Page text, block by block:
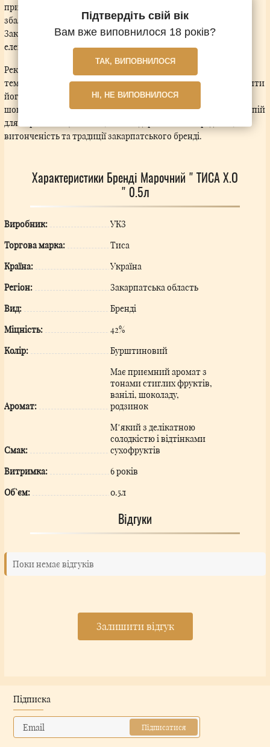
приємними фруктовими і пряними акцентами, створюючи
збалансований і багатий букет. Напій відображає традиції
Закарпаття та майстерність місцевих винокурів, передаючи
елегантність і витонченість українського бренді.
Рекомендації до подачі: найкраще смакує при кімнатній
температурі у келиху-сніфтері, що дозволяє повністю розкрити
його ароматний букет. Ідеально поєднується з темним
шоколадом, твердими сирами або стиглими фруктами. Це напій
для справжніх цінителів, який підкреслює благородство,
витонченість та традиції закарпатського бренді.
Характеристики Бренді Марочний " ТИСА X.O
" 0.5л
Виробник:
УКЗ
Торгова марка:
Тиса
Країна:
Україна
Регіон:
Закарпатська область
Вид:
Бренді
Міцність:
42%
Колір:
Бурштиновий
Аромат:
Має приємний аромат з
тонами стиглих фруктів,
ванілі, шоколаду,
родзинок
Смак:
М’який з делікатною
солодкістю і відтінками
сухофруктів
Витримка:
6 років
Об`єм:
0.5л
Відгуки
Поки немає відгуків
Залишити відгук
Підписка
Підписатися
Підтвердіть свій вік
Вам вже виповнилося 18 років?
ТАК, ВИПОВНИЛОСЯ
НІ, НЕ ВИПОВНИЛОСЯ